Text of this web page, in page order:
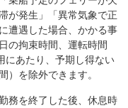
が発生」「異常気象で正
遭遇した場合、かかる事
の拘束時間、運転時間
にあたり、予期し得ない
）を除外できます。
務を終了した後、休息時